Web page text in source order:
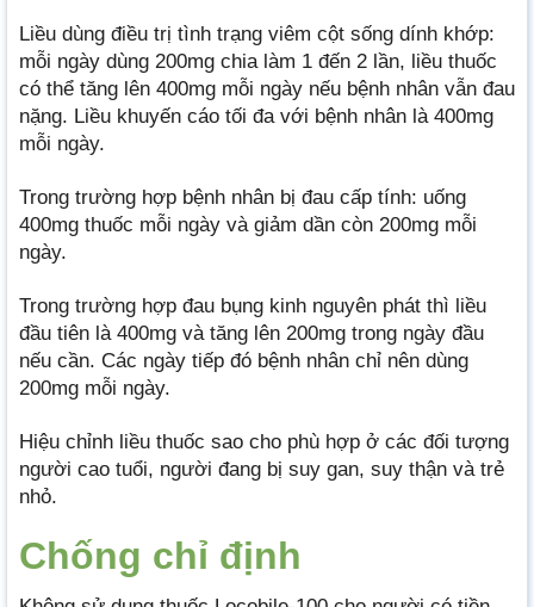
Liều dùng điều trị tình trạng viêm cột sống dính khớp:
mỗi ngày dùng 200mg chia làm 1 đến 2 lần, liều thuốc
có thể tăng lên 400mg mỗi ngày nếu bệnh nhân vẫn đau
nặng. Liều khuyến cáo tối đa với bệnh nhân là 400mg
mỗi ngày.
Trong trường hợp bệnh nhân bị đau cấp tính: uống
400mg thuốc mỗi ngày và giảm dần còn 200mg mỗi
ngày.
Trong trường hợp đau bụng kinh nguyên phát thì liều
đầu tiên là 400mg và tăng lên 200mg trong ngày đầu
nếu cần. Các ngày tiếp đó bệnh nhân chỉ nên dùng
200mg mỗi ngày.
Hiệu chỉnh liều thuốc sao cho phù hợp ở các đối tượng
người cao tuổi, người đang bị suy gan, suy thận và trẻ
nhỏ.
Chống chỉ định